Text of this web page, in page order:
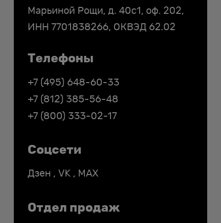
Марьиной Рощи, д. 40с1, оф. 202,
ИНН 7701838266, ОКВЭД 62.02
Телефоны
+7 (495) 648-60-33
+7 (812) 385-56-48
+7 (800) 333-02-17
Соцсети
Дзен , VK , MAX
Отдел продаж